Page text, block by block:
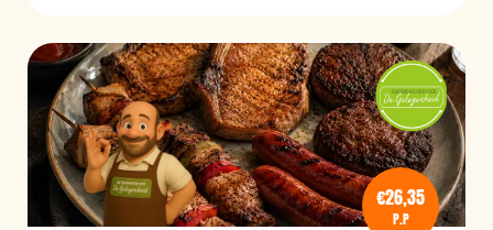
€26,35
P.P